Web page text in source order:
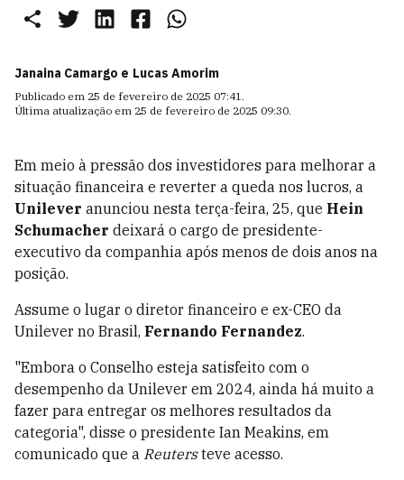
Janaina Camargo e Lucas Amorim
Publicado em 25 de fevereiro de 2025 07:41.
Última atualização em 25 de fevereiro de 2025 09:30.
Em meio à pressão dos investidores para melhorar a
situação financeira e reverter a queda nos lucros, a
Unilever anunciou nesta terça-feira, 25, que Hein
Schumacher deixará o cargo de presidente-
executivo da companhia após menos de dois anos na
posição.
Assume o lugar o diretor financeiro e ex-CEO da
Unilever no Brasil, Fernando Fernandez.
"Embora o Conselho esteja satisfeito com o
desempenho da Unilever em 2024, ainda há muito a
fazer para entregar os melhores resultados da
categoria", disse o presidente Ian Meakins, em
comunicado que a Reutersteve acesso.